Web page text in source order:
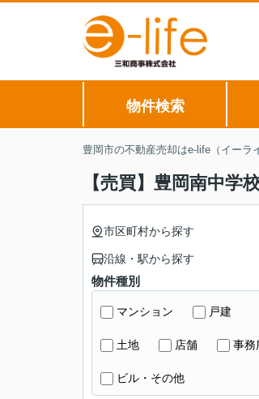
物件検索
豊岡市の不動産売却はe-life（イーラ
【売買】豊岡南中学
市区町村から探す
沿線・駅から探す
物件種別
マンション 戸建
土地 店舗 事務
ビル・その他